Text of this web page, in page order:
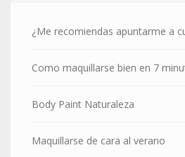
¿Me recomiendas apuntarme a
Como maquillarse bien en 7
Body Paint Naturaleza
Maquillarse de cara al verano